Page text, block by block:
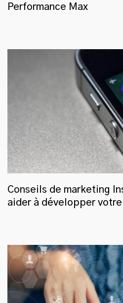
Performance Max
Conseils de marketing
aider à développer